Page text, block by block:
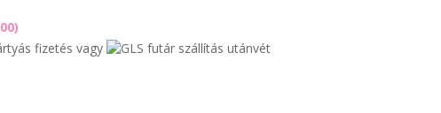
fizetés vagy
utánvét